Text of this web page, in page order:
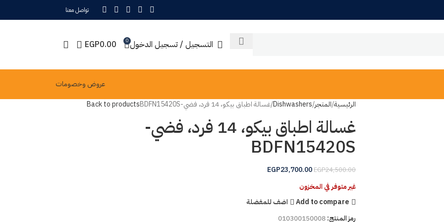
تواصل معنا
التسجيل / تسجيل الدخول 0
EGP0.00
عروض وخصومات
الرئيسية المتجر Dishwashers غسالة اطباق بيكو، 14 فرد، فضي-BDFN15420S Back to products
غسالة اطباق بيكو، 14 فرد، فضي-
BDFN15420S
EGP24,500.00
EGP23,700.00
غير متوفر في المخزون
Add to compare
اضف للمفضلة
رمز المنتج:010300150008